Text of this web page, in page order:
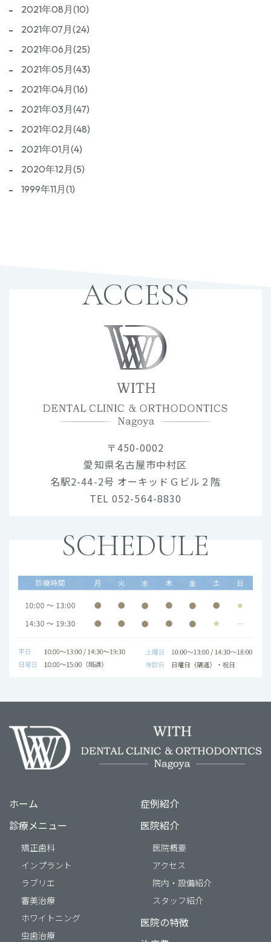
2021年08月(10)
2021年07月(24)
2021年06月(25)
2021年05月(43)
2021年04月(16)
2021年03月(47)
2021年02月(48)
2021年01月(4)
2020年12月(5)
1999年11月(1)
ACCESS
〒450-0002
愛知県名古屋市中村区
名駅2-44-2号 オーキッドＧビル２階
TEL 052-564-8830
SCHEDULE
ホーム
診療メニュー
矯正歯科
インプラント
ラブリエ
審美治療
ホワイトニング
虫歯治療
症例紹介
医院紹介
医院概要
アクセス
院内・設備紹介
スタッフ紹介
医院の特徴